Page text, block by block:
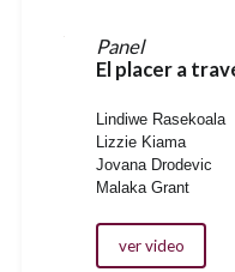
Panel
El placer a
Lindiwe Rasekoala
Lizzie Kiama
Jovana Drodevic
Malaka Grant
ver video